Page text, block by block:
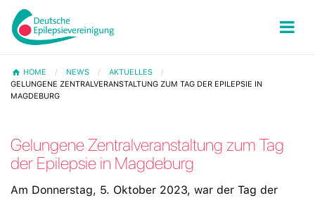
HOME NEWS
AKTUELLES
GELUNGENE ZENTRALVERANSTALTUNG ZUM TAG DER EPILEPSIE IN
MAGDEBURG
Gelungene Zentralveranstaltung zum Tag
der Epilepsie in Magdeburg
Am Donnerstag, 5. Oktober 2023, war der Tag der